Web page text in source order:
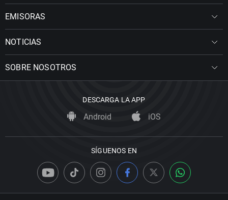
EMISORAS
NOTICIAS
SOBRE NOSOTROS
DESCARGA LA APP
Android iOS
SÍGUENOS EN